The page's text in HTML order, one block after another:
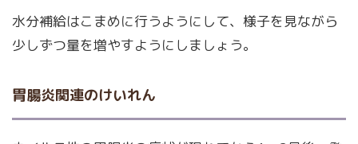
水分補給はこまめに行うようにして、様子を見ながら
少しずつ量を増やすようにしましょう。
胃腸炎関連のけいれん